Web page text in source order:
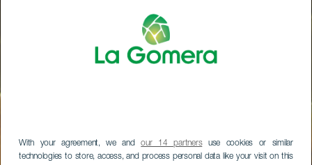
With your agreement, we andour 14 partnersuse cookies or similar
technologies to store, access, and process personal data like your visit on this